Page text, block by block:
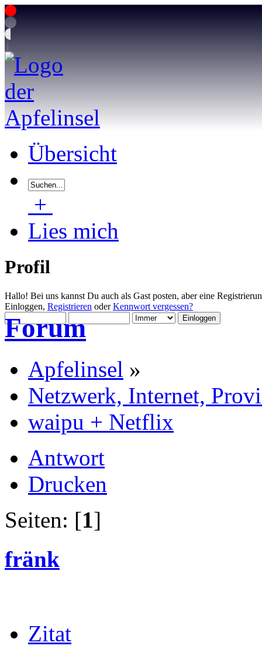
Übersicht
+
Lies mich
Profil
Hallo! Bei uns kannst Du auch als Gast posten, aber eine
Einloggen, Registrieren oderKennwort vergessen?
Forum
Apfelinsel »
Netzwerk, Internet,
waipu + Netflix
Antwort
Drucken
Seiten: [1]
fränk
Zitat